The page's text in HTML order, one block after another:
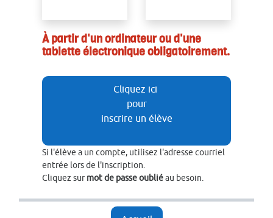
À partir d'un ordinateur ou d'une
tablette électronique obligatoirement.
Cliquez ici
pour
inscrire un élève
Si l'élève a un compte, utilisez l'adresse courriel
entrée lors de l'inscription.
Cliquez surmot de passe oubliéau besoin.